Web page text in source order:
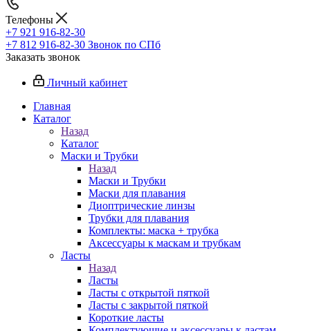
Телефоны
+7 921 916-82-30
+7 812 916-82-30 Звонок по СПб
Заказать звонок
Личный кабинет
Главная
Каталог
Назад
Каталог
Маски и Трубки
Назад
Маски и Трубки
Маски для плавания
Диоптрические линзы
Трубки для плавания
Комплекты: маска + трубка
Аксессуары к маскам и трубкам
Ласты
Назад
Ласты
Ласты с открытой пяткой
Ласты с закрытой пяткой
Короткие ласты